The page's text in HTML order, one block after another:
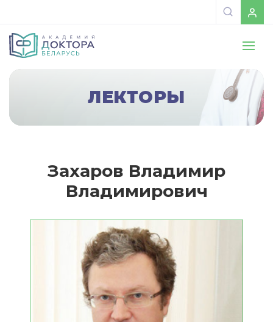
ЛЕКТОРЫ
Захаров Владимир
Владимирович